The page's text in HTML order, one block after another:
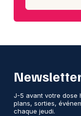
J-5 avant votre dose
plans, sorties,
chaque jeudi.